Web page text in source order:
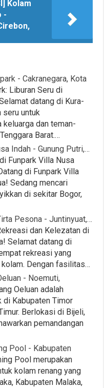
Kolam
-
- Cakranegara, Kota
Liburan Seru di
datang di Kura-
seru untuk
dan teman-
Barat.…
Indah - Gunung Putri,…
Funpark Villa Nusa
di Funpark Villa
Sedang mencari
di sekitar Bogor,
Pesona - Juntinyuat,…
dan Kelezatan di
Selamat datang di
rekreasi yang
Dengan fasilitas…
- Noemuti,
Oeluan adalah
Kabupaten Timor
Berlokasi di Bijeli,
pemandangan
Pool - Kabupaten
Pool merupakan
kolam renang yang
Kabupaten Malaka,